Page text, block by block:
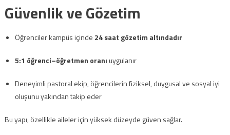
Güvenlik ve Gözetim
Öğrenciler kampüs içinde 24 saat gözetim altındadır
5:1 öğrenci–öğretmen oranıuygulanır
Deneyimli pastoral ekip, öğrencilerin fiziksel, duygusal ve sosyal iyi
oluşunu yakından takip eder
Bu yapı, özellikle aileler için yüksek düzeyde güven sağlar.